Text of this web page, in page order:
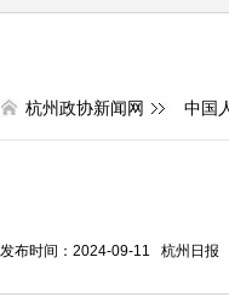
杭州政协新闻网 中国
发布时间：2024-09-11 杭州日报